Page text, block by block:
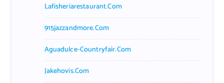
Lafisheriarestaurant.com
915jazzandmore.com
Aguadulce-Countryfair.com
Jakehovis.com